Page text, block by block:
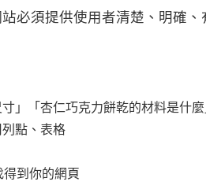
必須提供使用者清楚、明確、
」「杏仁巧克力餅乾的材料是什麼
點、表格
到你的網頁